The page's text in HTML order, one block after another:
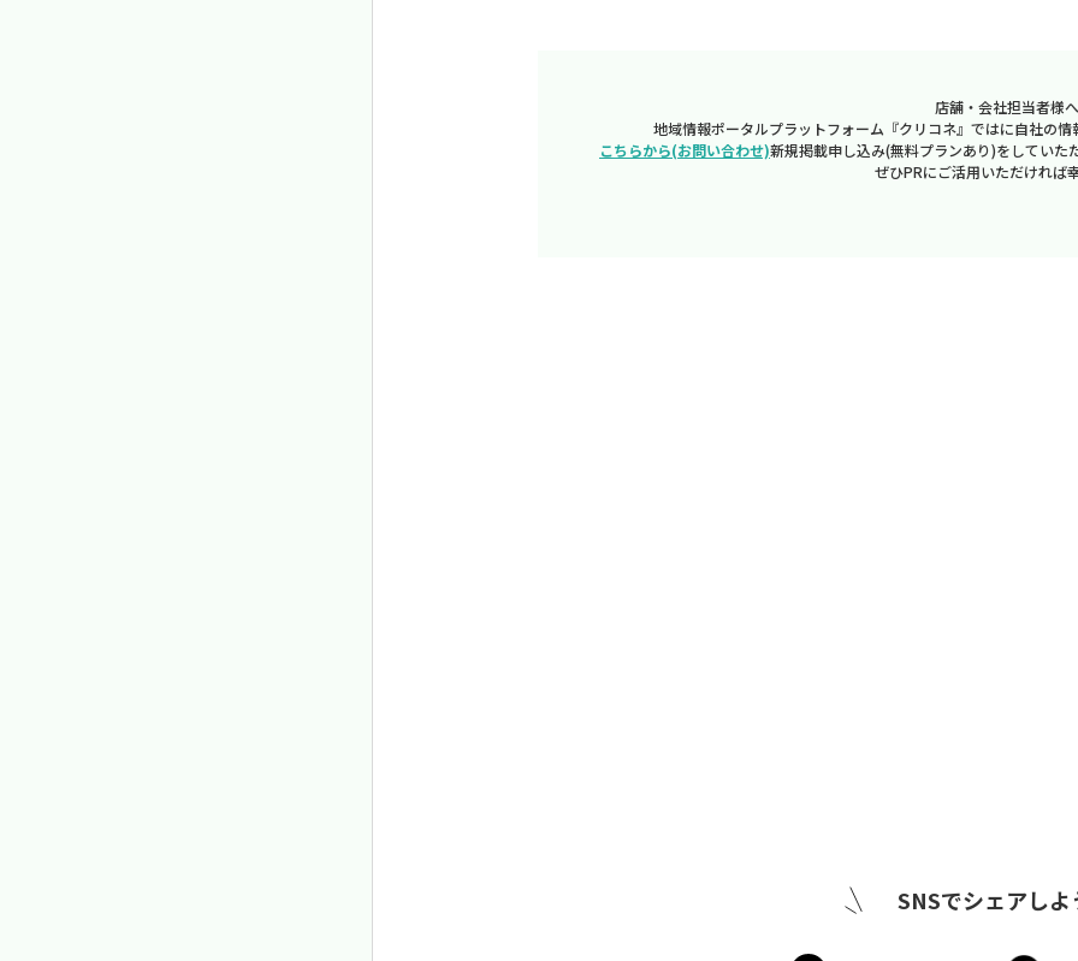
店舗・会社担当者様へ
地域情報ポータルプラットフォーム『クリコネ』ではに自社の情
こちらから(お問い合わせ)新規掲載申し込み(無料プランあり)をしていた
ぜひPRにご活用いただければ幸
SNSでシェアしよ